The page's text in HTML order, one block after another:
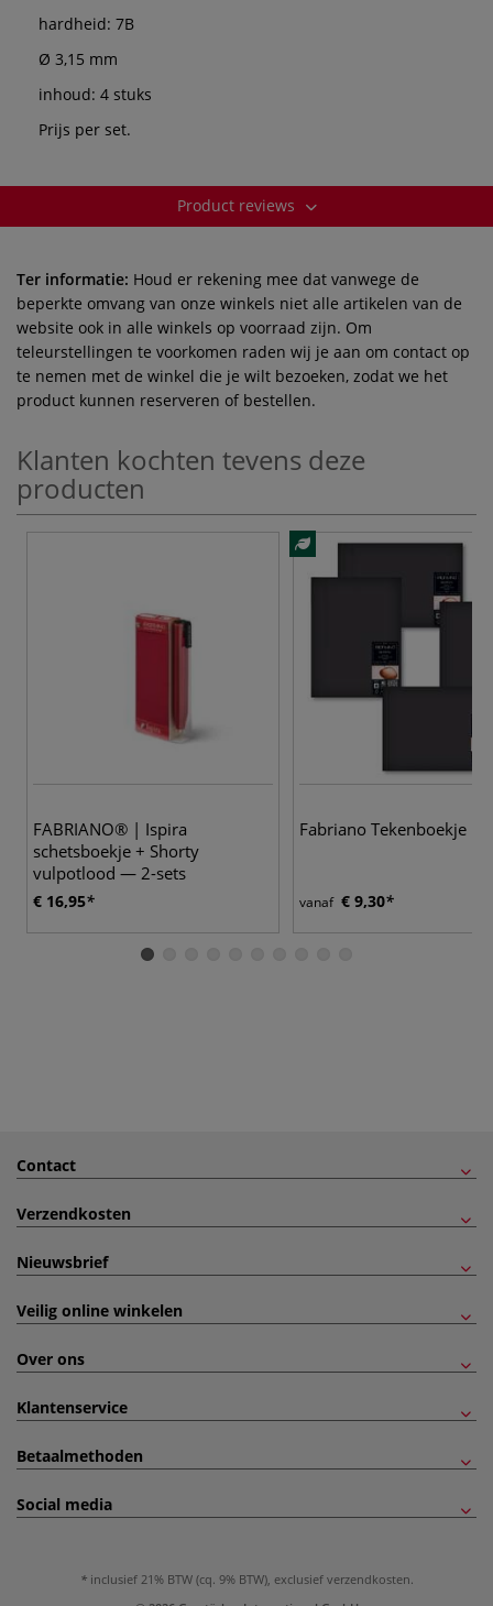
hardheid: 7B
Ø 3,15 mm
inhoud: 4 stuks
Prijs per set.
Product reviews
Ter informatie: Houd er rekening mee dat vanwege de
beperkte omvang van onze winkels niet alle artikelen van de
website ook in alle winkels op voorraad zijn. Om
teleurstellingen te voorkomen raden wij je aan om contact op
te nemen met de winkel die je wilt bezoeken, zodat we het
product kunnen reserveren of bestellen.
Klanten kochten tevens deze
producten
FABRIANO® | Ispira
schetsboekje + Shorty
vulpotlood — 2-sets
€ 16,95
Fabriano Tekenboekje
vanaf € 9,30
Contact
Verzendkosten
Nieuwsbrief
Veilig online winkelen
Over ons
Klantenservice
Betaalmethoden
Social media
inclusief 21% BTW (cq. 9% BTW), exclusief verzendkosten.